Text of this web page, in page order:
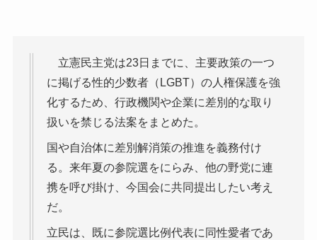
立憲民主党は23日までに、主要政策の一つ
に掲げる性的少数者（LGBT）の人権保護を強
化するため、行政機関や企業に差別的な取り
扱いを禁じる法案をまとめた。
国や自治体に差別解消策の推進を義務付け
る。来年夏の参院選をにらみ、他の野党に連
携を呼び掛け、今国会に共同提出したい考え
だ。
立民は、既に参院選比例代表に同性愛者であ